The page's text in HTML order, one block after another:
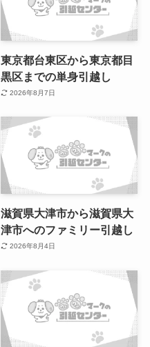
東京都台東区から東京都目
黒区までの単身引越し
2026年8月7日
滋賀県大津市から滋賀県大
津市へのファミリー引越し
2026年8月4日